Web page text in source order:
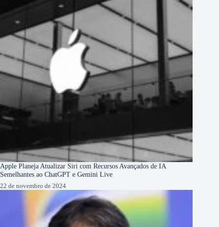
Apple Planeja Atualizar Siri com Recursos Avançados de IA
Semelhantes ao ChatGPT e Gemini Live
22 de novembro de 2024